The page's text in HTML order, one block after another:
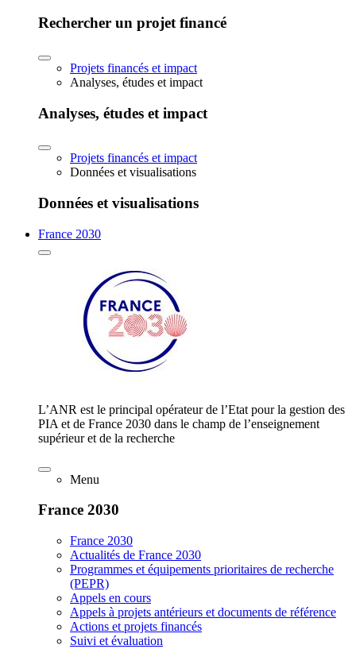
Rechercher un projet financé
Projets financés et impact
Analyses, études et impact
Analyses, études et impact
Projets financés et impact
Données et visualisations
Données et visualisations
France 2030
L’ANR est le principal opérateur de l’Etat pour la gestion des
PIA et de France 2030 dans le champ de l’enseignement
supérieur et de la recherche
Menu
France 2030
France 2030
Actualités de France 2030
Programmes et équipements prioritaires de recherche
(PEPR)
Appels en cours
Appels à projets antérieurs et documents de référence
Actions et projets financés
Suivi et évaluation